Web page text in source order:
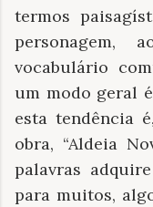
termos
personagem,
vocabulário
um modo geral
esta tendência
obra, “Aldeia
palavras
para muitos,